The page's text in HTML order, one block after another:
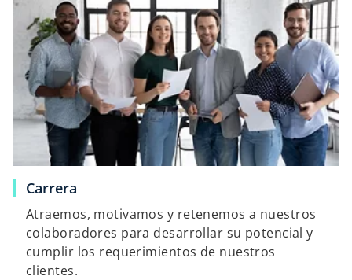
Carrera
Atraemos, motivamos y retenemos a nuestros
colaboradores para desarrollar su potencial y
cumplir los requerimientos de nuestros
clientes.